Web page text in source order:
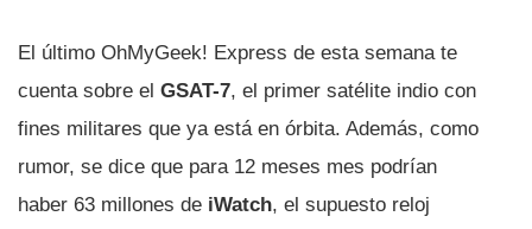
El último OhMyGeek! Express de esta semana te
cuenta sobre el GSAT-7, el primer satélite indio con
fines militares que ya está en órbita. Además, como
rumor, se dice que para 12 meses mes podrí­an
haber 63 millones de iWatch, el supuesto reloj